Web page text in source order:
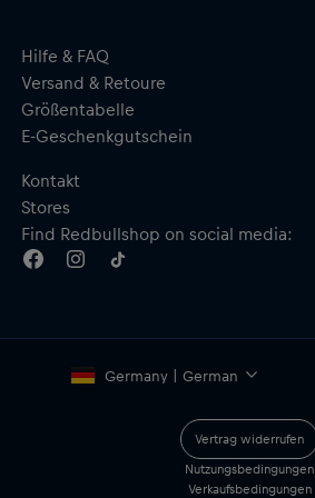
Hilfe & FAQ
Versand & Retoure
Größentabelle
E-Geschenkgutschein
Kontakt
Stores
Find Redbullshop on social media:
Germany | German
Vertrag widerrufen
Nutzungsbedingungen
Verkaufsbedingungen